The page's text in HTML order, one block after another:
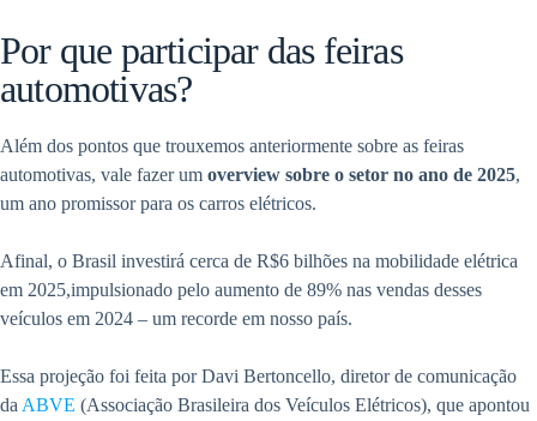
Por que participar das feiras
automotivas?
Além dos pontos que trouxemos anteriormente sobre as feiras
automotivas, vale fazer um overview sobre o setor no ano de 2025,
um ano promissor para os carros elétricos.
Afinal, o Brasil investirá cerca de R$6 bilhões na mobilidade elétrica
em 2025,impulsionado pelo aumento de 89% nas vendas desses
veículos em 2024 – um recorde em nosso país.
Essa projeção foi feita por Davi Bertoncello, diretor de comunicação
da ABVE (Associação Brasileira dos Veículos Elétricos), que apontou